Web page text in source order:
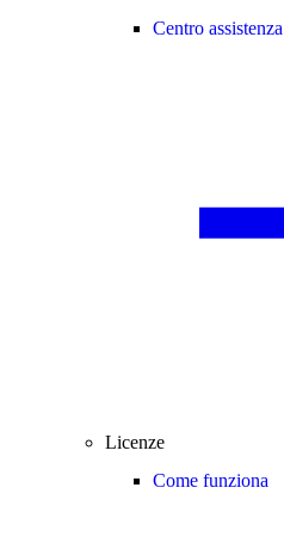
Centro assistenza
Licenze
Come funziona